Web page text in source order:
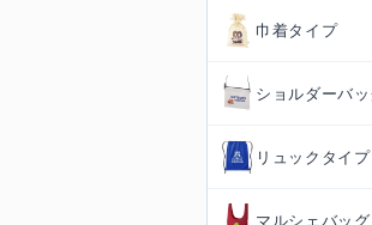
巾着タイプ
ショルダーバ
リュックタイプ
マルシェバッグ